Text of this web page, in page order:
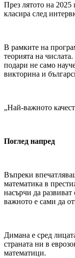
През лятото на 2025
класира след
В рамките на
теорията на
подари не само
викторина и
„Най-важното
Поглед напред
Въпреки
математика в
насърчи да развиват
важното е сами да
Димана е сред
страната ни в
математици.